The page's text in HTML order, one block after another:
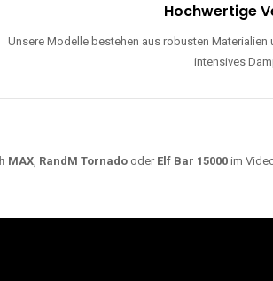
Hochwertige
Unsere Modelle bestehen aus robusten
intensives
MAX, RandM Tornado oder Elf Bar 15000 im